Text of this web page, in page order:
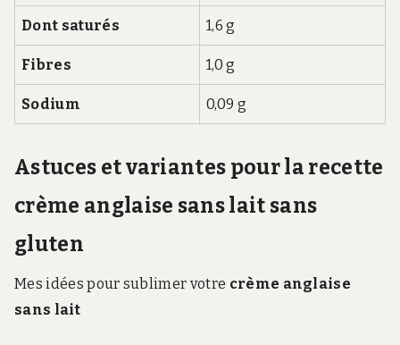
Dont saturés 1,6 g
Fibres 1,0 g
Sodium 0,09 g
Astuces et variantes pour la recette
crème anglaise sans lait sans
gluten
Mes idées pour sublimer votre crème anglaise
sans lait